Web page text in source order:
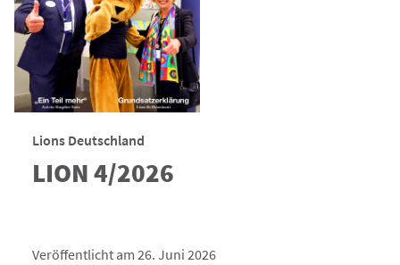
Lions Deutschland
LION 4/2026
Veröffentlicht am 26. Juni 2026